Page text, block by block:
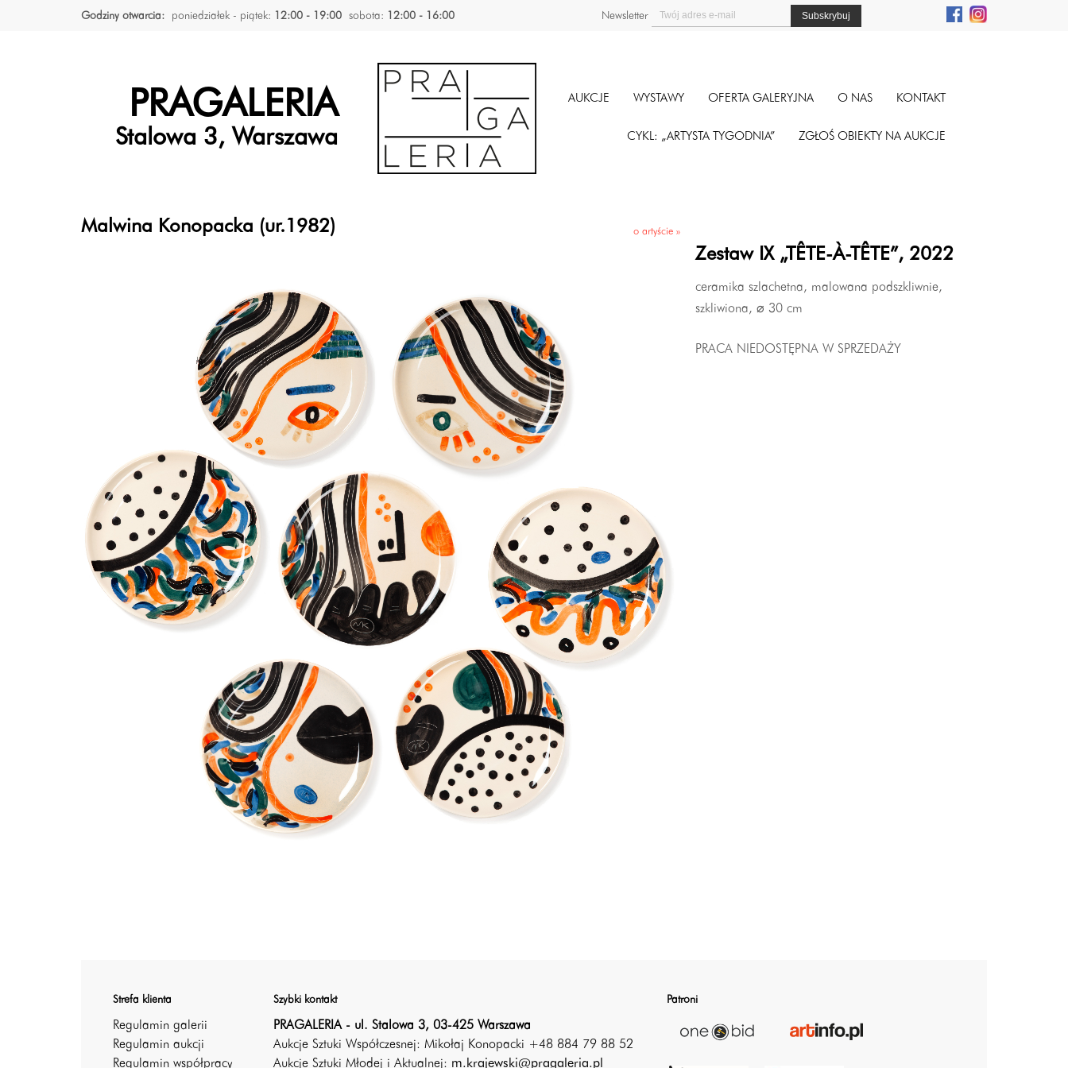
Godziny otwarcia: poniedziałek - piątek: 12:00 - 19:00 sobota: 12:00 - 16:00 Newsletter
PRAGALERIA
Stalowa 3, Warszawa
AUKCJE WYSTAWY OFERTA GALERYJNA O NAS KONTAKT
CYKL: „ARTYSTA TYGODNIA” ZGŁOŚ OBIEKTY NA AUKCJE
Malwina Konopacka (ur.1982) o artyście »
Zestaw IX „TÊTE-À-TÊTE”, 2022
ceramika szlachetna, malowana podszkliwnie,
szkliwiona, ⌀ 30 cm
PRACA NIEDOSTĘPNA W SPRZEDAŻY
Strefa klienta
Regulamin galerii
Regulamin aukcji
Regulamin współpracy
Szybki kontakt
PRAGALERIA - ul. Stalowa 3, 03-425 Warszawa
Aukcje Sztuki Współczesnej: Mikołaj Konopacki +48 884 79 88 52
Aukcje Sztuki Młodej i Aktualnej: m.krajewski@pragaleria.pl
Patroni